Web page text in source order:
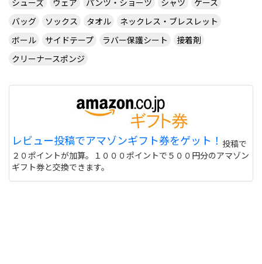
サイトを見る
CUSTOM TABLE TENNIS というサイトでラバーを
http://www.customtabletennis.co.uk/ですが この
サイトは日本からでも購入できますか？ また個人
情報は英語で入力する必要があるのでしょうか？
偽物うってるとこもあるので 海外のサイトって注意
しないと危ない 個人輸入とかしてオクで偽物うって
る人もいるけど
サイトを見る
シューズ ウェア パンツ・ショーツ シャツ
ケース
バッグ
ソックス タオル
ネックレス・ブレスレット
ボール
サイドテープ ラバー保護シート
接着剤
クリーナースポンジ
レビュー投稿でアマゾンギフト券をゲット！ 投稿で
２０ポイントが加算。１０００ポイントで５００円分のアマゾン
ギフト券と交換できます。